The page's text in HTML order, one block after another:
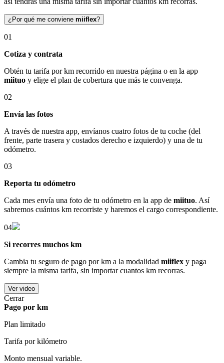
¿Por qué me conviene miiflex?
01
Cotiza y contrata
Obtén tu tarifa por km recorrido en nuestra página o en la app
miituo y elige el plan de cobertura que más te convenga.
02
Envía las fotos
A través de nuestra app, envíanos cuatro fotos de tu coche (del
frente, parte trasera y costados derecho e izquierdo) y una de tu
odómetro.
03
Reporta tu odómetro
Cada mes envía una foto de tu odómetro en la app de miituo. Así
sabremos cuántos km recorriste y haremos el cargo correspondiente.
04
Si recorres muchos km
Cambia tu seguro de pago por km a la modalidad miiflex y paga
siempre la misma tarifa, sin importar cuantos km recorras.
Ver video
Cerrar
Pago por km
Plan limitado
Tarifa por kilómetro
Monto mensual variable.